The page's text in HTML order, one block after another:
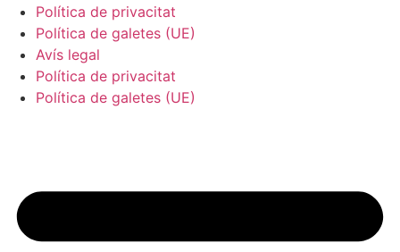
Política de privacitat
Política de galetes (UE)
Avís legal
Política de privacitat
Política de galetes (UE)